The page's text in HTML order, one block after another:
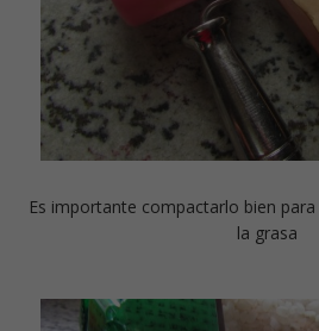
Es importante compactarlo bien
la grasa